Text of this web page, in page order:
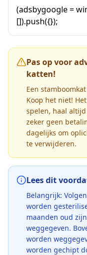
(adsbygoogle =
[]).push({});
Pas op voor
katten!
Een
Koop het niet!
spelen, haal
zeker geen
dagelijks om
te verwijderen.
Lees dit
Belangrijk:
worden
maanden oud
weggegeven.
worden
worden gechipt